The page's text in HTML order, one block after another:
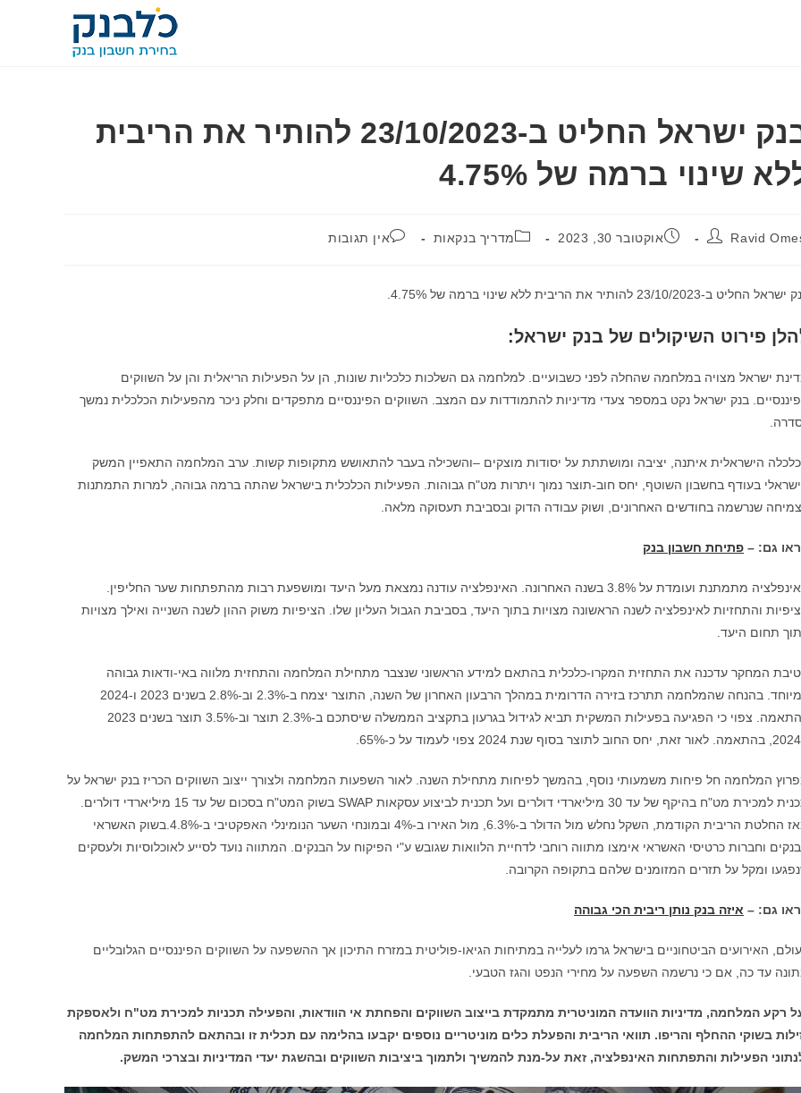
בנק ישראל החליט ב-23/10/2023 להותיר את הריבית
שינוי ברמה של 4.75%
Ravid פורסם: אוקטובר 30, 2023 קטגוריה: מדריך בנקאותתגובות: אין תגובות
החליט ב-23/10/2023 להותיר את הריבית ללא שינוי ברמה של 4.75%.
פירוט השיקולים של בנק ישראל:
ישראל מצויה במלחמה שהחלה לפני כשבועיים. למלחמה גם השלכות כלכליות שונות, הן על הפעילות הריאלית והן על השווקים
בנק ישראל נקט במספר צעדי מדיניות להתמודדות עם המצב. השווקים הפיננסיים מתפקדים וחלק ניכר מהפעילות הכלכלית נמשך
הישראלית איתנה, יציבה ומושתתת על יסודות מוצקים –והשכילה בעבר להתאושש מתקופות קשות. ערב המלחמה התאפיין המשק
בעודף בחשבון השוטף, יחס חוב-תוצר נמוך ויתרות מט"ח גבוהות. הפעילות הכלכלית בישראל שהתה ברמה גבוהה, למרות התמתנות
שנרשמה בחודשים האחרונים, ושוק עבודה הדוק ובסביבת תעסוקה מלאה.
גם: – פתיחת חשבון בנק
האינפלציה מתמתנת ועומדת על 3.8% בשנה האחרונה. האינפלציה עודנה נמצאת מעל היעד ומושפעת רבות מהתפתחות שער החליפין.
והתחזיות לאינפלציה לשנה הראשונה מצויות בתוך היעד, בסביבת הגבול העליון שלו. הציפיות משוק ההון לשנה השנייה ואילך מצויות
תחום היעד.
המחקר עדכנה את התחזית המקרו-כלכלית בהתאם למידע הראשוני שנצבר מתחילת המלחמה והתחזית מלווה באי-ודאות גבוהה
במיוחד. בהנחה שהמלחמה תתרכז בזירה הדרומית במהלך הרבעון האחרון של השנה, התוצר יצמח ב-2.3% וב-2.8% בשנים 2023 ו-2024
בהתאמה. צפוי כי הפגיעה בפעילות המשקית תביא לגידול בגרעון בתקציב הממשלה שיסתכם ב-2.3% תוצר וב-3.5% תוצר בשנים 2023
המלחמה חל פיחות משמעותי נוסף, בהמשך לפיחות מתחילת השנה. לאור השפעות המלחמה ולצורך ייצוב השווקים הכריז בנק ישראל על
תכנית למכירת מט"ח בהיקף של עד 30 מיליארדי דולרים ועל תכנית לביצוע עסקאות SWAP בשוק המט"ח בסכום של עד 15 מיליארדי דולרים.
מאז החלטת הריבית הקודמת, השקל נחלש מול הדולר ב-6.3%, מול האירו ב-4% ובמונחי השער הנומינלי האפקטיבי ב-4.8%.בשוק האשראי
וחברות כרטיסי האשראי אימצו מתווה רוחבי לדחיית הלוואות שגובש ע"י הפיקוח על הבנקים. המתווה נועד לסייע לאוכלוסיות ולעסקים
ומקל על תזרים המזומנים שלהם בתקופה הקרובה.
גם: – איזה בנק נותן ריבית הכי גבוהה
האירועים הביטחוניים בישראל גרמו לעלייה במתיחות הגיאו-פוליטית במזרח התיכון אך ההשפעה על השווקים הפיננסיים הגלובליים
עד כה, אם כי נרשמה השפעה על מחירי הנפט והגז הטבעי.
רקע המלחמה, מדיניות הוועדה המוניטרית מתמקדת בייצוב השווקים והפחתת אי הוודאות, והפעילה תכניות למכירת מט"ח ולאספקת
בשוקי ההחלף והריפו. תוואי הריבית והפעלת כלים מוניטריים נוספים יקבעו בהלימה עם תכלית זו ובהתאם להתפתחות המלחמה
הפעילות והתפתחות האינפלציה, זאת על-מנת להמשיך ולתמוך ביציבות השווקים ובהשגת יעדי המדיניות ובצרכי המשק.